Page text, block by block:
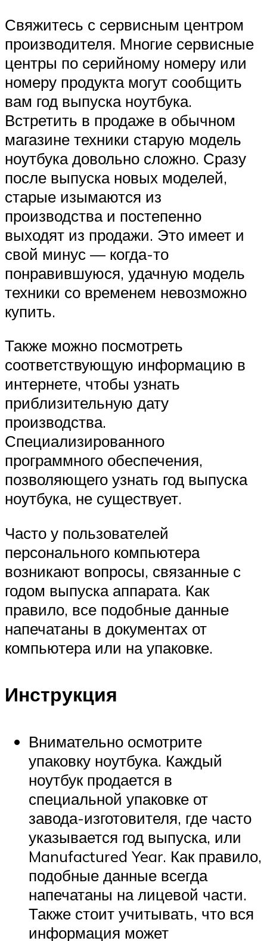
Свяжитесь с сервисным центром
производителя. Многие сервисные
центры по серийному номеру или
номеру продукта могут сообщить
вам год выпуска ноутбука.
Встретить в продаже в обычном
магазине техники старую модель
ноутбука довольно сложно. Сразу
после выпуска новых моделей,
старые изымаются из
производства и постепенно
выходят из продажи. Это имеет и
свой минус — когда-то
понравившуюся, удачную модель
техники со временем невозможно
купить.
Также можно посмотреть
соответствующую информацию в
интернете, чтобы узнать
приблизительную дату
производства.
Специализированного
программного обеспечения,
позволяющего узнать год выпуска
ноутбука, не существует.
Часто у пользователей
персонального компьютера
возникают вопросы, связанные с
годом выпуска аппарата. Как
правило, все подобные данные
напечатаны в документах от
компьютера или на упаковке.
Инструкция
Внимательно осмотрите
упаковку ноутбука. Каждый
ноутбук продается в
специальной упаковке от
завода-изготовителя, где часто
указывается год выпуска, или
Manufactured Year. Как правило,
подобные данные всегда
напечатаны на лицевой части.
Также стоит учитывать, что вся
информация может